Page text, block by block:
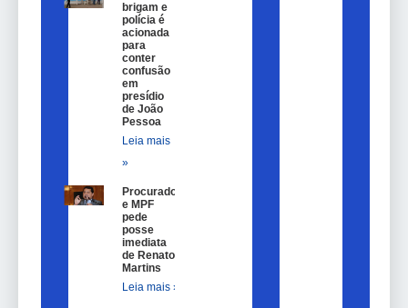
brigam e
polícia é
acionada
para
conter
confusão
em
presídio
de João
Pessoa
Leia mais
»
Procurador
e MPF
pede
posse
imediata
de Renato
Martins
Leia mais »